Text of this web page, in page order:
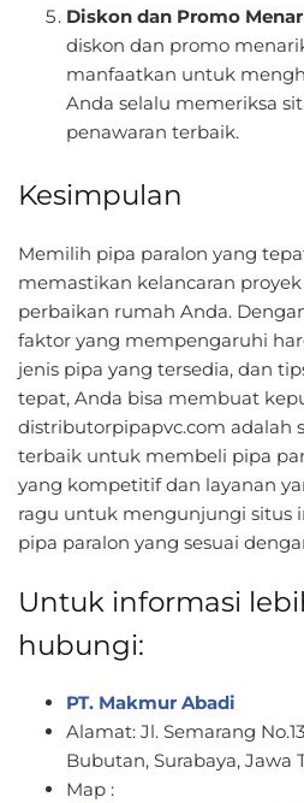
Diskon dan Promo
diskon dan promo
manfaatkan untuk
Anda selalu memeriksa
penawaran terbaik.
Kesimpulan
Memilih pipa paralon yang
memastikan kelancaran
perbaikan rumah Anda.
faktor yang mempengaruhi
jenis pipa yang tersedia, dan
tepat, Anda bisa membuat
distributorpipapvc.com adalah
terbaik untuk membeli pipa
yang kompetitif dan layanan
ragu untuk mengunjungi situs
pipa paralon yang sesuai
Untuk informasi
hubungi:
PT. Makmur Abadi
Alamat: Jl. Semarang
Bubutan, Surabaya, Jawa
Map :